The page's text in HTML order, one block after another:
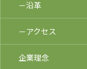
－沿革
－アクセス
企業理念